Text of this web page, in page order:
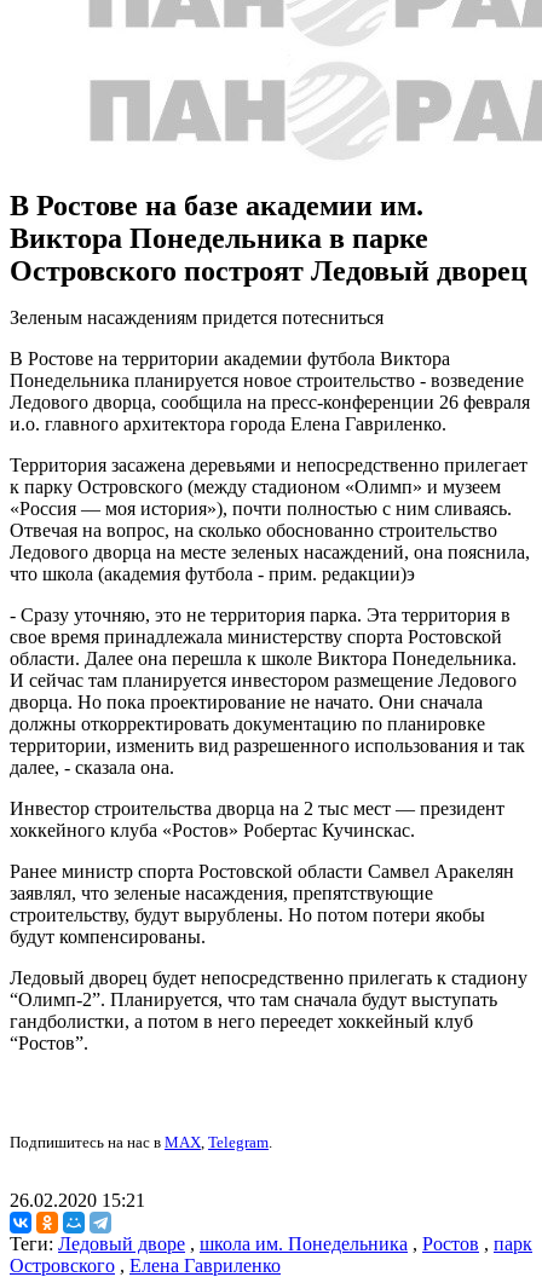
В Ростове на базе академии им.
Виктора Понедельника в парке
Островского построят Ледовый дворец
Зеленым насаждениям придется потесниться
В Ростове на территории академии футбола Виктора
Понедельника планируется новое строительство - возведение
Ледового дворца, сообщила на пресс-конференции 26 февраля
и.о. главного архитектора города Елена Гавриленко.
Территория засажена деревьями и непосредственно прилегает
к парку Островского (между стадионом «Олимп» и музеем
«Россия — моя история»), почти полностью с ним сливаясь.
Отвечая на вопрос, на сколько обоснованно строительство
Ледового дворца на месте зеленых насаждений, она пояснила,
что школа (академия футбола - прим. редакции)э
- Сразу уточняю, это не территория парка. Эта территория в
свое время принадлежала министерству спорта Ростовской
области. Далее она перешла к школе Виктора Понедельника.
И сейчас там планируется инвестором размещение Ледового
дворца. Но пока проектирование не начато. Они сначала
должны откорректировать документацию по планировке
территории, изменить вид разрешенного использования и так
далее, - сказала она.
Инвестор строительства дворца на 2 тыс мест — президент
хоккейного клуба «Ростов» Робертас Кучинскас.
Ранее министр спорта Ростовской области Самвел Аракелян
заявлял, что зеленые насаждения, препятствующие
строительству, будут вырублены. Но потом потери якобы
будут компенсированы.
Ледовый дворец будет непосредственно прилегать к стадиону
“Олимп-2”. Планируется, что там сначала будут выступать
гандболистки, а потом в него переедет хоккейный клуб
“Ростов”.
Подпишитесь на нас в MAX, Telegram.
26.02.2020 15:21
Теги: Ледовый дворе , школа им. Понедельника , Ростов , парк
Островского , Елена Гавриленко